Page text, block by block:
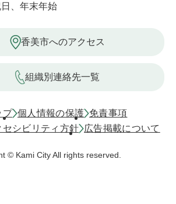
、年末年始
香美市へのアクセス
組織別連絡先一覧
プ 個人情報の保護 免責事項
セシビリティ方針
広告掲載について
© Kami City All rights reserved.